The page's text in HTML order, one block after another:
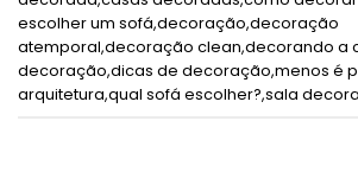
escolher um sofá,decoração,decoração
atemporal,decoração clean,decorando a
decoração,dicas de decoração,menos é
arquitetura,qual sofá escolher?,sala